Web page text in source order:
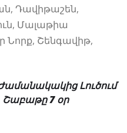
Դավիթաշեն,
Մալաթիա
Նորք, Շենգավիթ,
Լուծում
Շաբաթը 7 օր